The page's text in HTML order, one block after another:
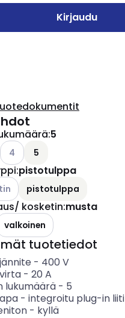
Kirjaudu
:5
olevat vaihtoehdot
käytettävissä olevat
Katso käytettävissä olevat
4 5
:pistotulppa
olevat vaihtoehdot
pistotulppa
kosketin:musta
valkoinen
tuotetiedot
- 400 V
- 20 A
lukumäärä- 5
- integroitu plug-in
- kyllä